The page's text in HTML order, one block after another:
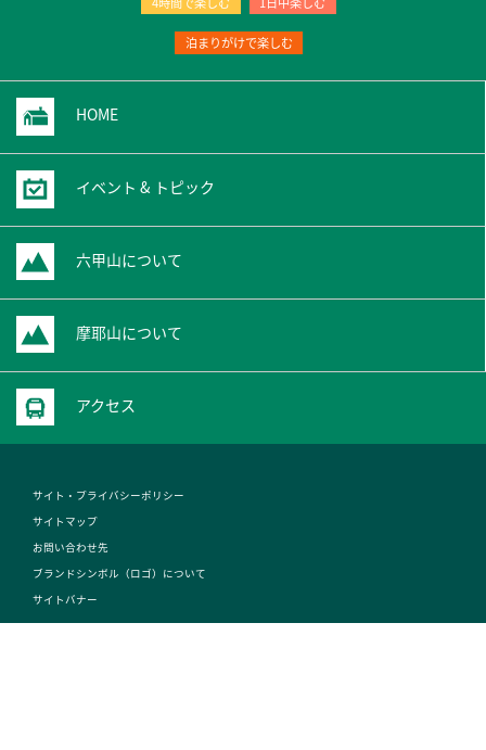
泊まりがけで楽しむ
HOME
イベント & トピック
六甲山について
摩耶山について
アクセス
サイト・プライバシーポリシー
サイトマップ
お問い合わせ先
ブランドシンボル（ロゴ）について
サイトバナー